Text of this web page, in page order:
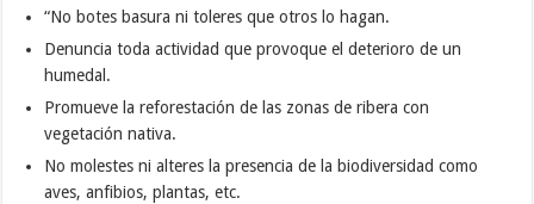
“No botes basura ni toleres que otros lo hagan.
Denuncia toda actividad que provoque el deterioro de un
humedal.
Promueve la reforestación de las zonas de ribera con
vegetación nativa.
No molestes ni alteres la presencia de la biodiversidad como
aves, anfibios, plantas, etc.